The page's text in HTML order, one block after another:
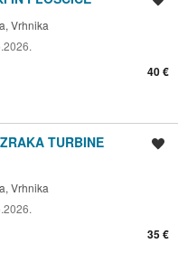
Vrhnika
40 €
TURBINE
Vrhnika
35 €